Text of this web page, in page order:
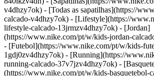
v4dhzy7ok) - [Todas as sapatilhas](https://
calcado-v4dhzy7ok) - [Lifestyle](https://
lifestyle-calcado-13jrmzv4dhzy7ok) - [Jordan]
(https://www.nike.com/pt/w/kids-jordan-
- [Futebol](https://www.nike.com/pt/w/kids-
1gdj0zv4dhzy7ok) - [Running](https://
running-calcado-37v7jzv4dhzy7ok) -
(https://www.nike.com/pt/w/kids-basquetebol-